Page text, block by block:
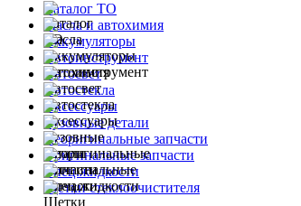
Каталог ТО
Масла и автохимия
Аккумуляторы
Автоинструмент
Автосвет
Автостекла
Аксессуары
Кузовные детали
Неоригинальные запчасти
Оригинальные запчасти
Спец.жидкости
Щетки стеклоочистителя